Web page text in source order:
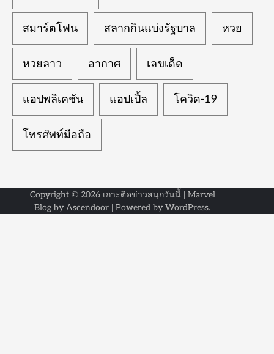
สมาร์ตโฟน สลากกินแบ่งรัฐบาล หวย
หวยลาว อากาศ เลขเด็ด
แอปพลิเคชัน แอปเปิ้ล โควิด-19
โทรศัพท์มือถือ
Copyright © 2026 เกาะติดข่าวสนุกวันนี้ | Marvel
Blog by Ascendoor | Powered by WordPress.